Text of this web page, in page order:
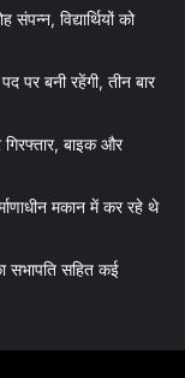
विद्यार्थियों को
पर बनी रहेंगी, तीन बार
गिरफ्तार, बाइक और
मकान में कर रहे थे
सभापति सहित कई